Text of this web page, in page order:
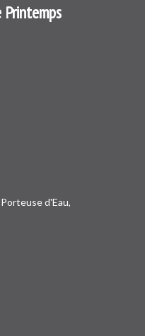
d'Eau,